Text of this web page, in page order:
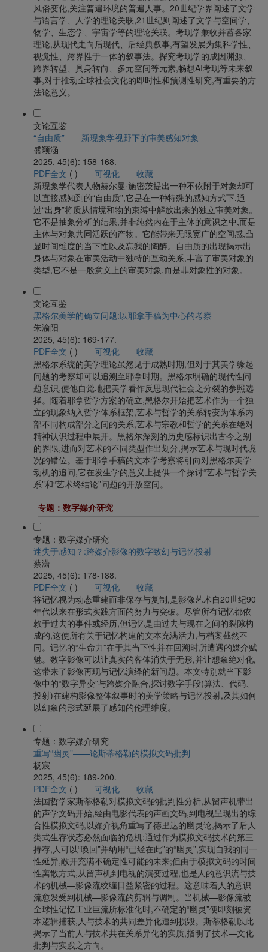
风俗变化,关注普遍环境的普遍人事。20世纪学界阐述了文学
与语言学、人学的理论关联,21世纪则阐述了文学与空间学、
物学、生态学、宇宙学等的理论关联。考现学兼收并蓄各家
理论,从现代走向后现代、后经典叙事,有望发展为集科学性、
视觉性、跨界性于一体的叙事法。探究考现学的成因渊源、
跨界转型、具身转向、多元空间等元素,畅想AI考现等未来叙
事,对于推动全球社会文化的即时性和预测性研究,有重要的方
法论意义。
文论互鉴
“自由质”——新现象学视野下的审美感知对象
盛颖涵
2025, 45(6): 158-168.
PDF全文 ( ) 可视化
收藏
新现象学代表人物赫尔曼·施密茨提出一种不依附于对象却可
以直接感知到的“自由质”,它是在一种特殊的感知方式下,通
过“出身”将质从情境和物的束缚中解放出来的独立审美对象。
它不是抽象分析的结果,并非纯然内在于主体的意识之中,而是
主体与对象共同活跃的产物。它能带来无限宽广的空间感,凸
显时间维度的当下性以及忘我的陶醉。自由质的出现揭示出
身体与对象在审美活动中独特的互动关系,丰富了审美对象的
类型,它不是一般意义上的审美对象,而是非对象性的对象。
文论互鉴
黑格尔美学的确立问题:以耶拿手稿为中心的考察
朱渝阳
2025, 45(6): 169-177.
PDF全文 ( ) 可视化
收藏
黑格尔系统的美学理论虽然见于成熟时期,但对于其美学缘起
问题的考察却可以追溯至耶拿时期。黑格尔明确的现代性问
题意识,使他自觉地把美学看作反思现代社会之分裂的参照选
择。随着耶拿哲学方案的确立,黑格尔开始把艺术作为一个独
立的现象纳入哲学体系框架,艺术与哲学的关系转变为体系内
部不同构成部分之间的关系,艺术与宗教和哲学的关系在绝对
精神认识过程中展开。黑格尔深刻的历史感标识出古今之别
的界限,进而对艺术的不同类型作出划分,揭示艺术与现时代境
况的错位。基于耶拿手稿的文本学考察将引向对黑格尔美学
动机的追问,它在发生学的意义上提供一个探讨“艺术与哲学关
系”和“艺术终结论”问题的开放空间。
专题：数字媒介研究
专题：数字媒介研究
迷失于感知？:跨媒介影像的数字致幻与记忆投射
蔡潇
2025, 45(6): 178-188.
PDF全文 ( ) 可视化
收藏
将记忆视为动态重建而非保存与复制,是影像艺术自20世纪90
年代以来在形式实践方面的努力与突破。尽管所有记忆都依
赖于过去的事件或经历,但记忆是由过去与现在之间的裂隙构
成的,这使所有关于记忆构建的文本充满活力,与档案截然不
同。记忆的“生命力”在于其当下性并在回溯时所遭遇的媒介赋
魅。数字影像可以让真实的客体消失于无形,并让想象绝对化,
这带来了影像再现与记忆演绎的新问题。本文特别就当下影
像中的“数字异变”与跨媒介融合,探讨数字手段(算法、代码、
投射)在建构影像整体叙事时的美学策略与记忆投射,及其如何
以幻象的形式延展了感知的伦理维度。
专题：数字媒介研究
重写“幽灵”——论斯蒂格勒的模拟文码批判
杨宸
2025, 45(6): 189-200.
PDF全文 ( ) 可视化
收藏
法国哲学家斯蒂格勒对模拟文码的批判性分析,从留声机带出
的声学文码开始,经由电影代表的声画文码,到电视呈现出的综
合性模拟文码,以媒介视角重写了德里达的幽灵论,揭示了后人
类式生存状态必然面临的危机:通过作为模拟文码技术的第三
持存,人可以“唤回”并纳用“已经在此”的“幽灵”,实现自我的同一
性延异,敞开充满不确定性可能的未来;但由于模拟文码的时间
性离散方式,从留声机到电视的演变过程,也是人的意识流与技
术的机械—影像流绞缠日益紧密的过程。这意味着人的意识
流愈发受到机械—影像流的剪辑与调制。当机械—影像流被
全球性记忆工业巨流所标准化时,不确定的“幽灵”便即刻被资
本逻辑捕获,人与技术的共同差异化遭到损毁。斯蒂格勒以此
揭示了当前人与技术共在关系异化的实质,指明了技术—文化
批判与实践之方向。